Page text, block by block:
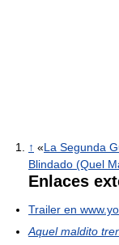
↑ «La Segunda
Blindado (Quel
Enlaces
Trailer en
Aquel maldito